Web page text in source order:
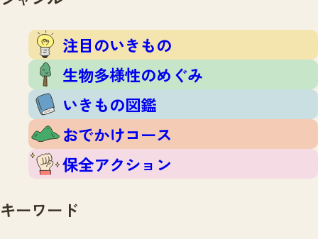
注目のいきもの
生物多様性のめぐみ
いきもの図鑑
おでかけコース
保全アクション
いきもの調査隊
調査レポート
調査レポートTOP
調査結果
ふくおかいきものマップ
マッチング
マッチングTOP
掲載申し込みフォーム
お問合せ
注目のいきもの
生物多様性のめぐみ
いきもの図鑑
おでかけコース
保全アクション
キーワード